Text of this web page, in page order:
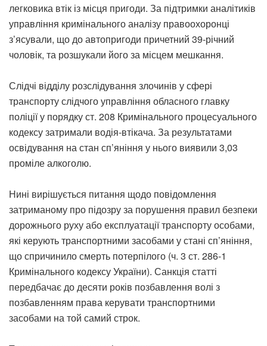
легковика втік із місця пригоди. За підтримки аналітиків
управління кримінального аналізу правоохоронці
з’ясували, що до автопригоди причетний 39-річний
чоловік, та розшукали його за місцем мешкання.
Слідчі відділу розслідування злочинів у сфері
транспорту слідчого управління обласного главку
поліції у порядку ст. 208 Кримінального процесуального
кодексу затримали водія-втікача. За результатами
освідування на стан сп’яніння у нього виявили 3,03
проміле алкоголю.
Нині вирішується питання щодо повідомлення
затриманому про підозру за порушення правил безпеки
дорожнього руху або експлуатації транспорту особами,
які керують транспортними засобами у стані сп’яніння,
що спричинило смерть потерпілого (ч. 3 ст. 286-1
Кримінального кодексу України). Санкція статті
передбачає до десяти років позбавлення волі з
позбавленням права керувати транспортними
засобами на той самий строк.